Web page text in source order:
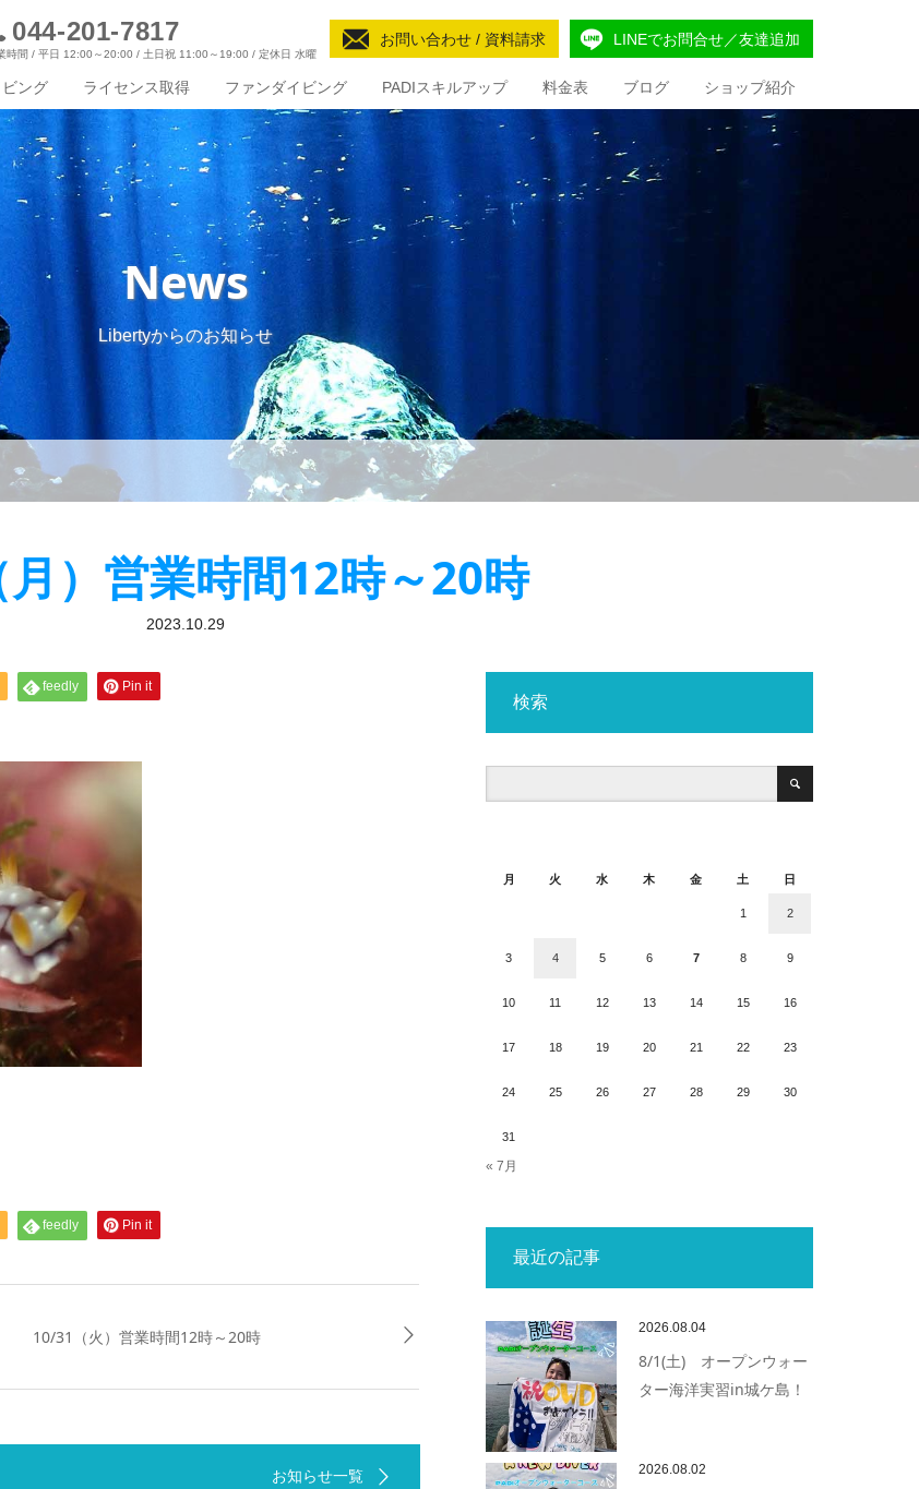
044-201-7817
時間 / 平日 12:00～20:00 / 土日祝 11:00～19:00 / 定休日 水曜
お問い合わせ / 資料請求 LINEでお問合せ／友達追加
ング ライセンス取得 ファンダイビング PADIスキルアップ 料金表 ブログ ショップ紹介
News
Libertyからのお知らせ
）営業時間12時～20時
2023.10.29
feedly Pin it
feedly Pin it
10/31（火）営業時間12時～20時
お知らせ一覧
検索
月
火 水 木 金 土 日
1 2
3 4 5 6 7 8 9
10 11 12 13 14 15 16
17 18 19 20 21 22 23
24 25 26 27 28 29 30
31
« 7月
最近の記事
2026.08.04
8/1(土) オープンウォー
ター海洋実習in城ケ島！
2026.08.02